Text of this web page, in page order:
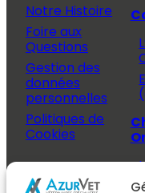
Notre Histoire
Foire aux
Questions
Gestion des
données
personnelles
Politiques de
Cookies
Propriétaire